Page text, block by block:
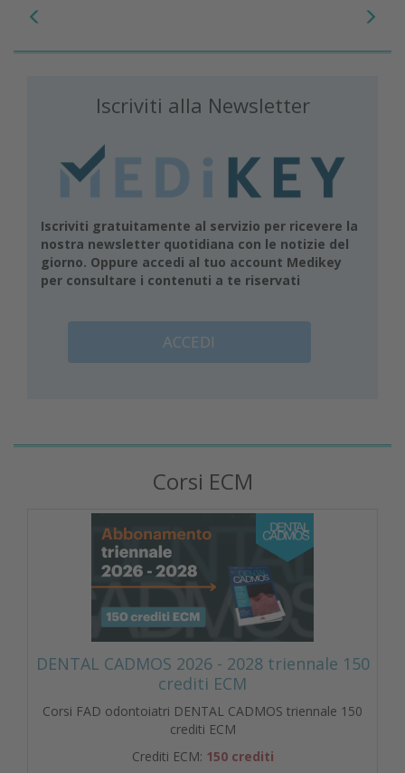
Iscriviti alla Newsletter
Iscriviti gratuitamente al servizio per ricevere la
nostra newsletter quotidiana con le notizie del
giorno. Oppure accedi al tuo account Medikey
per consultare i contenuti a te riservati
ACCEDI
Corsi ECM
DENTAL CADMOS 2026 - 2028 triennale 150
crediti ECM
Corsi FAD odontoiatri DENTAL CADMOS triennale 150
crediti ECM
Crediti ECM: 150 crediti